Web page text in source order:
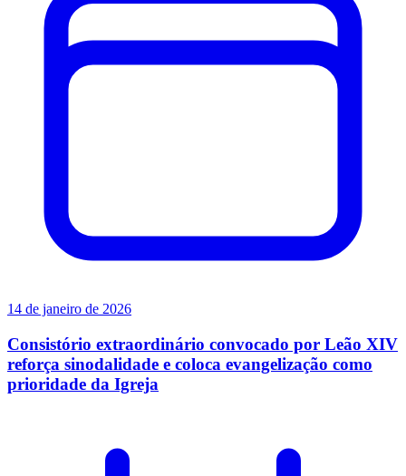
14 de janeiro de 2026
Consistório extraordinário convocado por Leão XIV
reforça sinodalidade e coloca evangelização como
prioridade da Igreja